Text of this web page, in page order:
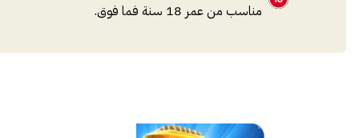
مناسب من عمر 18 سنة فما فوق.